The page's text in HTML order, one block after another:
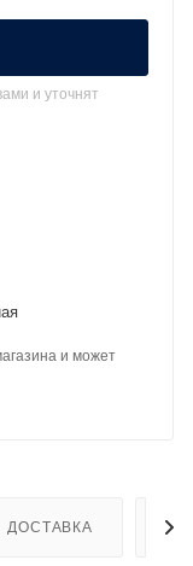
и уточнят
и может
ДОСТАВКА